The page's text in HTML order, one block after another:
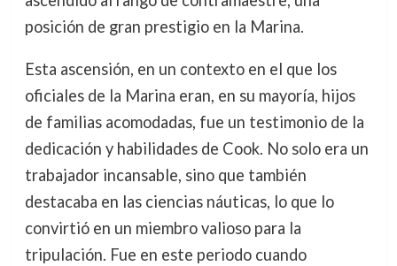
posición de gran prestigio en la Marina.
Esta ascensión, en un contexto en el que los
oficiales de la Marina eran, en su mayoría, hijos
de familias acomodadas, fue un testimonio de la
dedicación y habilidades de Cook. No solo era un
trabajador incansable, sino que también
destacaba en las ciencias náuticas, lo que lo
convirtió en un miembro valioso para la
tripulación. Fue en este periodo cuando